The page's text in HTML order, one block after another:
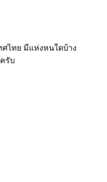
ศไทย มีแห่งหนใดบ้าง
รับ